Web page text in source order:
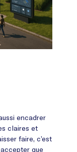
encadrer
claires et
faire, c’est
que